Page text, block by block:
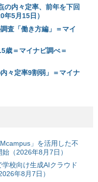
の内々定率、前年を下回
5月15日）
査「働き方編」＝マイ
歳＝マイナビ調べ＝
々定率9割弱」＝マイナ
」を活用した不
（2026年8月7日）
校向け生成AIクラウド
年8月7日）